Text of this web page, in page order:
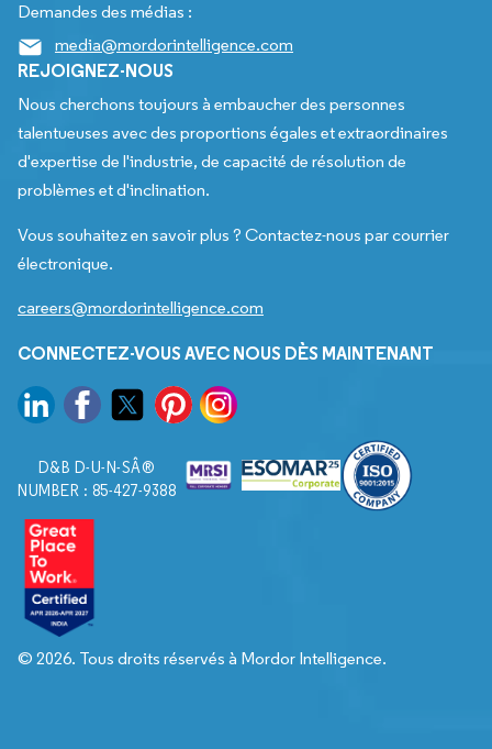
Demandes des médias :
media@mordorintelligence.com
REJOIGNEZ-NOUS
Nous cherchons toujours à embaucher des personnes
talentueuses avec des proportions égales et extraordinaires
d'expertise de l'industrie, de capacité de résolution de
problèmes et d'inclination.
Vous souhaitez en savoir plus ? Contactez-nous par courrier
électronique.
careers@mordorintelligence.com
CONNECTEZ-VOUS AVEC NOUS DÈS MAINTENANT
D&B D-U-N-SÂ®
NUMBER : 85-427-9388
© 2026. Tous droits réservés à Mordor Intelligence.